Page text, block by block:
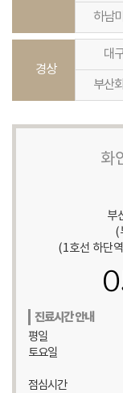
하남
경상
대
부산
화
부
(
(1호선 하단
진료시간 안내
평일
토요일
점심시간